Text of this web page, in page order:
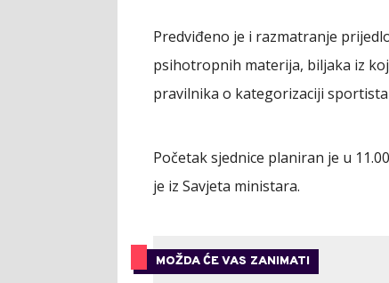
Predviđeno je i razmatranje
psihotropnih materija, biljaka iz
pravilnika o kategorizaciji
Početak sjednice planiran je u
je iz Savjeta ministara.
MOŽDA ĆE VAS ZANIMATI